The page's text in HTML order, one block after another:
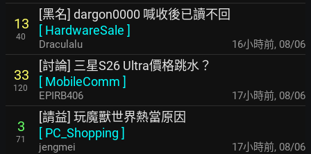
13
40
[黑名] dargon0000 喊收後已讀不回
[ HardwareSale ]
Draculalu 16小時前, 08/06
33
120
[討論] 三星S26 Ultra價格跳水？
[ MobileComm ]
EPIRB406 17小時前, 08/06
3
71
[請益] 玩魔獸世界熱當原因
[ PC_Shopping ]
jengmei 17小時前, 08/06